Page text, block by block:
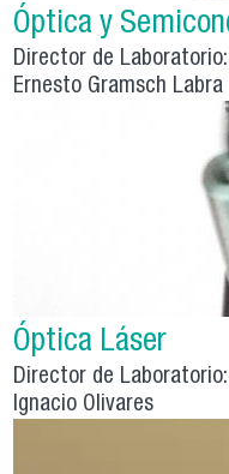
Óptica y
Director de Laboratorio:
Ernesto Gramsch Labra
Óptica Láser
Director de Laboratorio:
Ignacio Olivares